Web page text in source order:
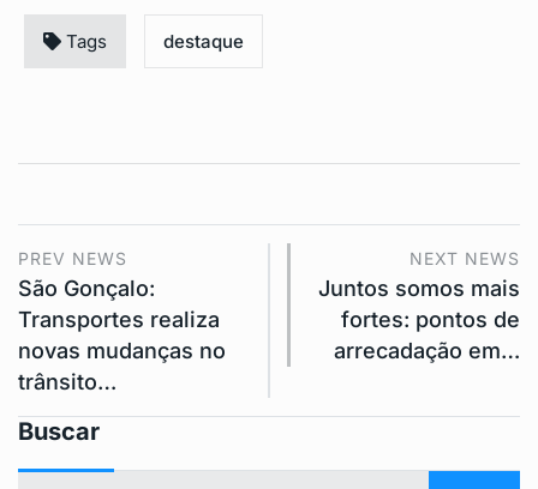
Tags destaque
PREV NEWS
São Gonçalo:
Transportes realiza
novas mudanças no
trânsito…
NEXT NEWS
Juntos somos mais
fortes: pontos de
arrecadação em…
Buscar